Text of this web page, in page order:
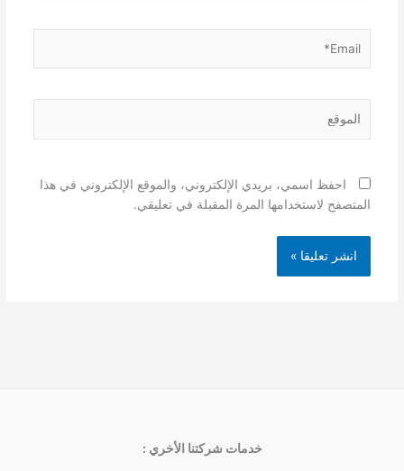
احفظ اسمي، بريدي الإلكتروني، والموقع الإلكتروني في هذا
المتصفح لاستخدامها المرة المقبلة في تعليقي.
خدمات شركتنا الأخري :